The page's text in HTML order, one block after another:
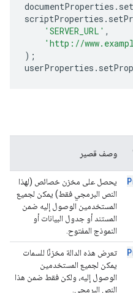
documentProperties .
scriptProperties .
'SERVER_URL' ,
'http://
);
userProperties .
وصف قصير
يحصل على مخزن خصائص (لهذا
النص البرمجي فقط) يمكن لجميع
المستخدمين الوصول إليه ضمن
المستند أو جدول البيانات أو
النموذج المفتوح.
تعرض هذه الدالة مخزنًا للسمات
يمكن لجميع المستخدمين
الوصول إليه، ولكن فقط ضمن هذا
النص البرمجي.